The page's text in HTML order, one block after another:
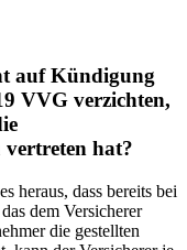
auf Kündigung
VVG verzichten,
hat?
heraus, dass bereits bei
dem Versicherer
die gestellten